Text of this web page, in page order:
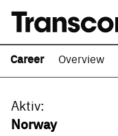
Career Overview
Aktiv:
Norway